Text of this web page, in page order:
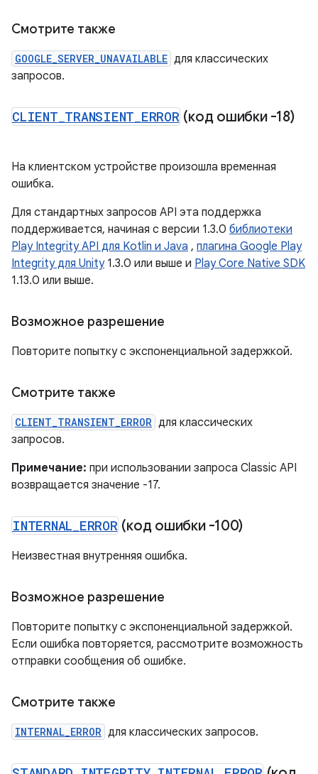
Смотрите также
GOOGLE_SERVER_UNAVAILABLE для классических
запросов.
CLIENT TRANSIENT ERROR (код ошибки -18)
На клиентском устройстве произошла временная
ошибка.
Для стандартных запросов API эта поддержка
поддерживается, начиная с версии 1.3.0 библиотеки
Play Integrity API для Kotlin и Java , плагина Google Play
Integrity для Unity1.3.0 или выше и Play Core Native SDK
1.13.0 или выше.
Возможное разрешение
Повторите попытку с экспоненциальной задержкой.
Смотрите также
CLIENT_TRANSIENT_ERROR для классических
запросов.
Примечание: при использовании запроса Classic API
возвращается значение -17.
INTERNAL ERROR (код ошибки -100)
Неизвестная внутренняя ошибка.
Возможное разрешение
Повторите попытку с экспоненциальной задержкой.
Если ошибка повторяется, рассмотрите возможность
отправки сообщения об ошибке.
Смотрите также
INTERNAL_ERROR для классических запросов.